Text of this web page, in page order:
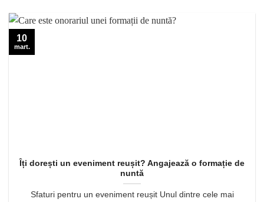
Îți dorești un eveniment reușit? Angajează o formație de
nuntă
Sfaturi pentru un eveniment reușit Unul dintre cele mai
10
mart.